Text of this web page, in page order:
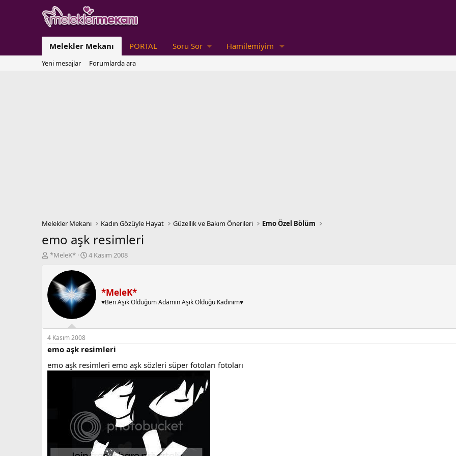
Melekler Mekanı PORTAL Soru Sor Hamilemiyim
Yeni mesajlar Forumlarda ara
Melekler Mekanı Kadın Gözüyle Hayat Güzellik ve Bakım Önerileri Emo Özel Bölüm
emo aşk resimleri
K
b
u
a
ş
l
a
t
a
*MeleK*
B
l
g
ç
a
r
i
h
4 Kasım 2008
*MeleK*
♥Ben Aşık Olduğum Adamın Aşık Olduğu Kadınım♥
4 Kasım 2008
emo aşk resimleri
emo aşk resimleri emo aşk sözleri süper fotoları fotoları